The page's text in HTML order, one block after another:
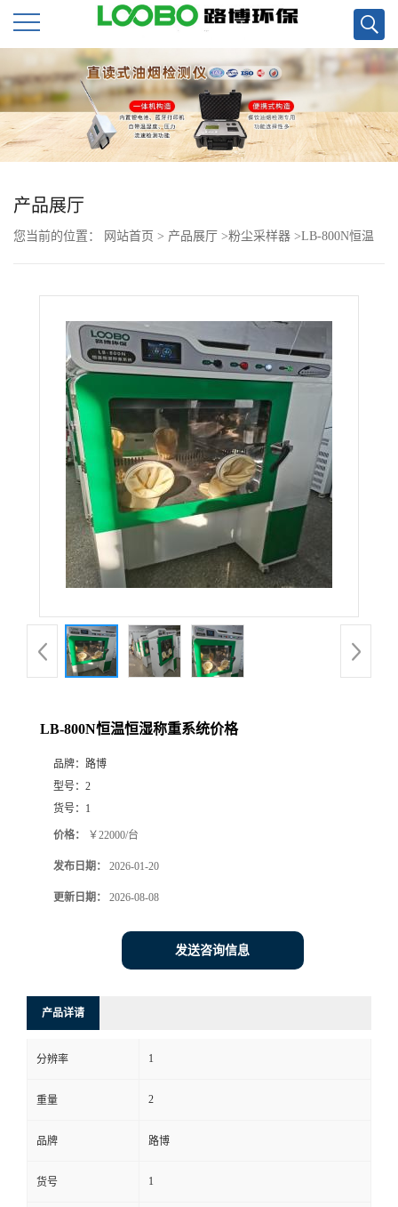
公
司
首
页
公
品
厅
方
式
在
线
产品展厅
您当前的位置： 网站首页 > 产品展厅 >粉尘采样器 >LB-800N恒温
LB-800N恒温恒湿称重系统价格
品牌： 路博
型号： 2
货号： 1
价格： ￥22000/台
发布日期： 2026-01-20
更新日期： 2026-08-08
发送咨询信息
产品详请
分辨率 1
重量 2
品牌 路博
货号 1